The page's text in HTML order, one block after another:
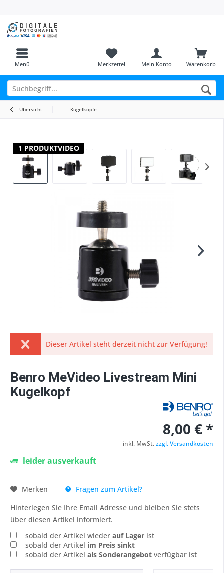
Menü Warenkorb
Merkzettel Mein Konto
Übersicht Kugelköpfe
1 PRODUKTVIDEO
Dieser Artikel steht derzeit nicht zur Verfügung!
Benro MeVideo Livestream Mini
Kugelkopf
8,00 € *
inkl. MwSt.zzgl. Versandkosten
leider ausverkauft
Merken
Fragen zum Artikel?
Hinterlegen Sie Ihre Email Adresse und bleiben Sie stets
über diesen Artikel informiert.
sobald der Artikel wieder auf Lager ist
sobald der Artikel im Preis sinkt
sobald der Artikel als Sonderangebot verfügbar ist